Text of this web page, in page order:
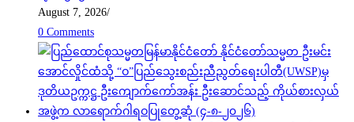
August 7, 2026/
0 Comments